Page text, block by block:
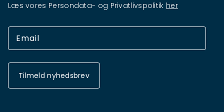
Læs vores Persondata- og Privatlivspolitik her
Tilmeld nyhedsbrev